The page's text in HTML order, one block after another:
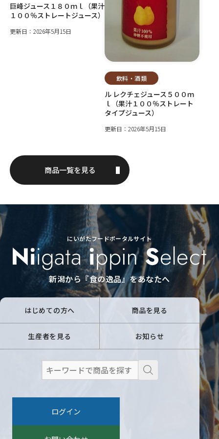
巨峰ジュース１８０ｍｌ（果汁
１００％ストレートジュース）
更新日：2026年5月15日
飲料・酒類
ル レクチェジュース５００ｍ
ｌ（果汁１００％ストレート
タイプジュース）
更新日：2026年5月15日
商品一覧を見る
にいがたフードポータルサイト
新潟から『食の逸品』をあなたへ
はじめての方へ 商品を見る
生産者を見る お知らせ
検
ログイン